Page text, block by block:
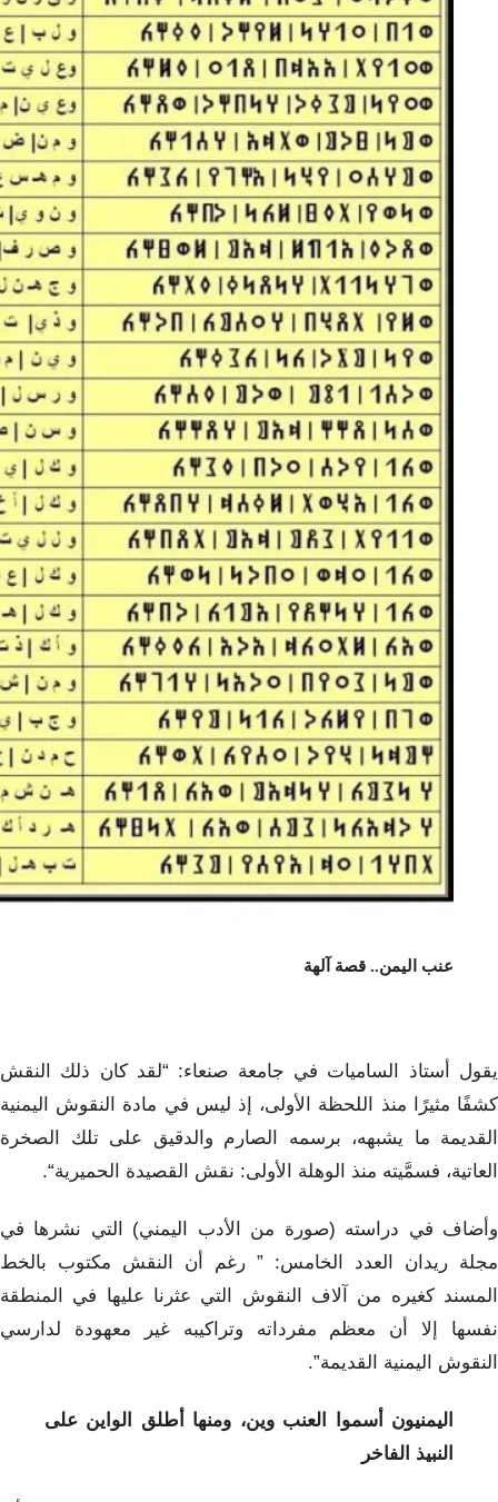
عنب اليمن.. قصة آلهة
يقول أستاذ الساميات في جامعة صنعاء: “لقد كان ذلك النقش
كشفًا مثيرًا منذ اللحظة الأولى، إذ ليس في مادة النقوش اليمنية
القديمة ما يشبهه، برسمه الصارم والدقيق على تلك الصخرة
العاتية، فسمَّيته منذ الوهلة الأولى: نقش القصيدة الحميرية“.
وأضاف في دراسته (صورة من الأدب اليمني) التي نشرها في
مجلة ريدان العدد الخامس: ” رغم أن النقش مكتوب بالخط
المسند كغيره من آلاف النقوش التي عثرنا عليها في المنطقة
نفسها إلا أن معظم مفرداته وتراكيبه غير معهودة لدارسي
النقوش اليمنية القديمة”.
اليمنيون أسموا العنب وين، ومنها أطلق الواين على
النبيذ الفاخر